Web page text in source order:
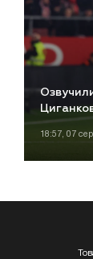
18:57, 07